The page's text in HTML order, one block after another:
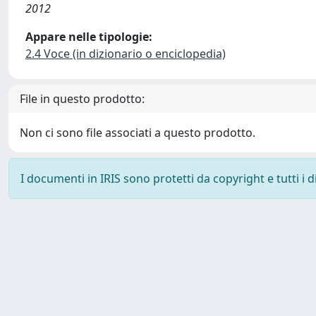
2012
Appare nelle tipologie:
2.4 Voce (in dizionario o enciclopedia)
File in questo prodotto:
Non ci sono file associati a questo prodotto.
I documenti in IRIS sono protetti da copyright e tutti i